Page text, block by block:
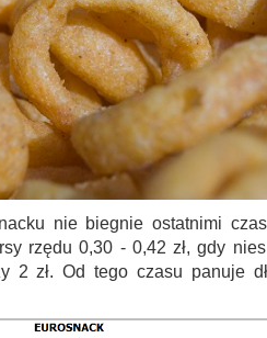
nie biegnie ostatnimi
rzędu 0,30 - 0,42 zł, gdy
2 zł. Od tego czasu panuje